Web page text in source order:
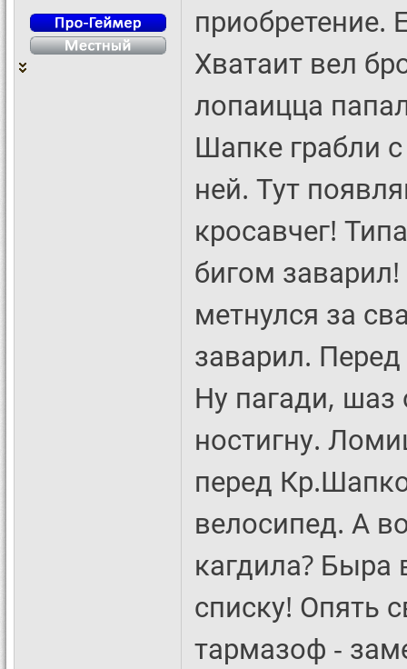
приобретение.
Хватаит вел
лопаицца
Шапке грабли
ней. Тут
кросавчег!
бигом
метнулся за
заварил.
Ну пагади, шаз
ностигну.
перед
велосипед. А
кагдила? Быра
списку! Опять
тармазоф -